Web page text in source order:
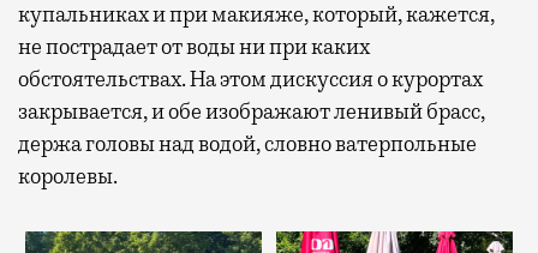
купальниках и при макияже, который, кажется,
не пострадает от воды ни при каких
обстоятельствах. На этом дискуссия о курортах
закрывается, и обе изображают ленивый брасс,
держа головы над водой, словно ватерпольные
королевы.